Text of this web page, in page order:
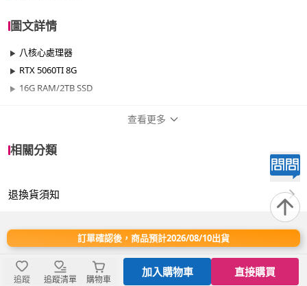
圖文詳情
八核心處理器
RTX 5060TI 8G
16G RAM/2TB SSD
效能
晶片 RTX50系列
處理器 AMD Ryzen 7
查看更多
相關分類
退換貨須知
訂單確認後，商品預計2026/08/10出貨
追蹤 追蹤清單 購物車
加入購物車 直接購買